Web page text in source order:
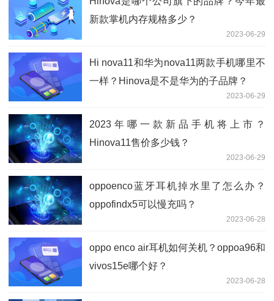
新款掌机内存规格多少？
2023-06-29
Hi nova11和华为nova11两款手机哪里不
一样？Hinova是不是华为的子品牌？
2023-06-29
2023年哪一款新品手机将上市？
Hinova11售价多少钱？
2023-06-29
oppoenco蓝牙耳机掉水里了怎么办？
oppofindx5可以慢充吗？
2023-06-28
oppo enco air耳机如何关机？oppoa96和
vivos15e哪个好？
2023-06-28